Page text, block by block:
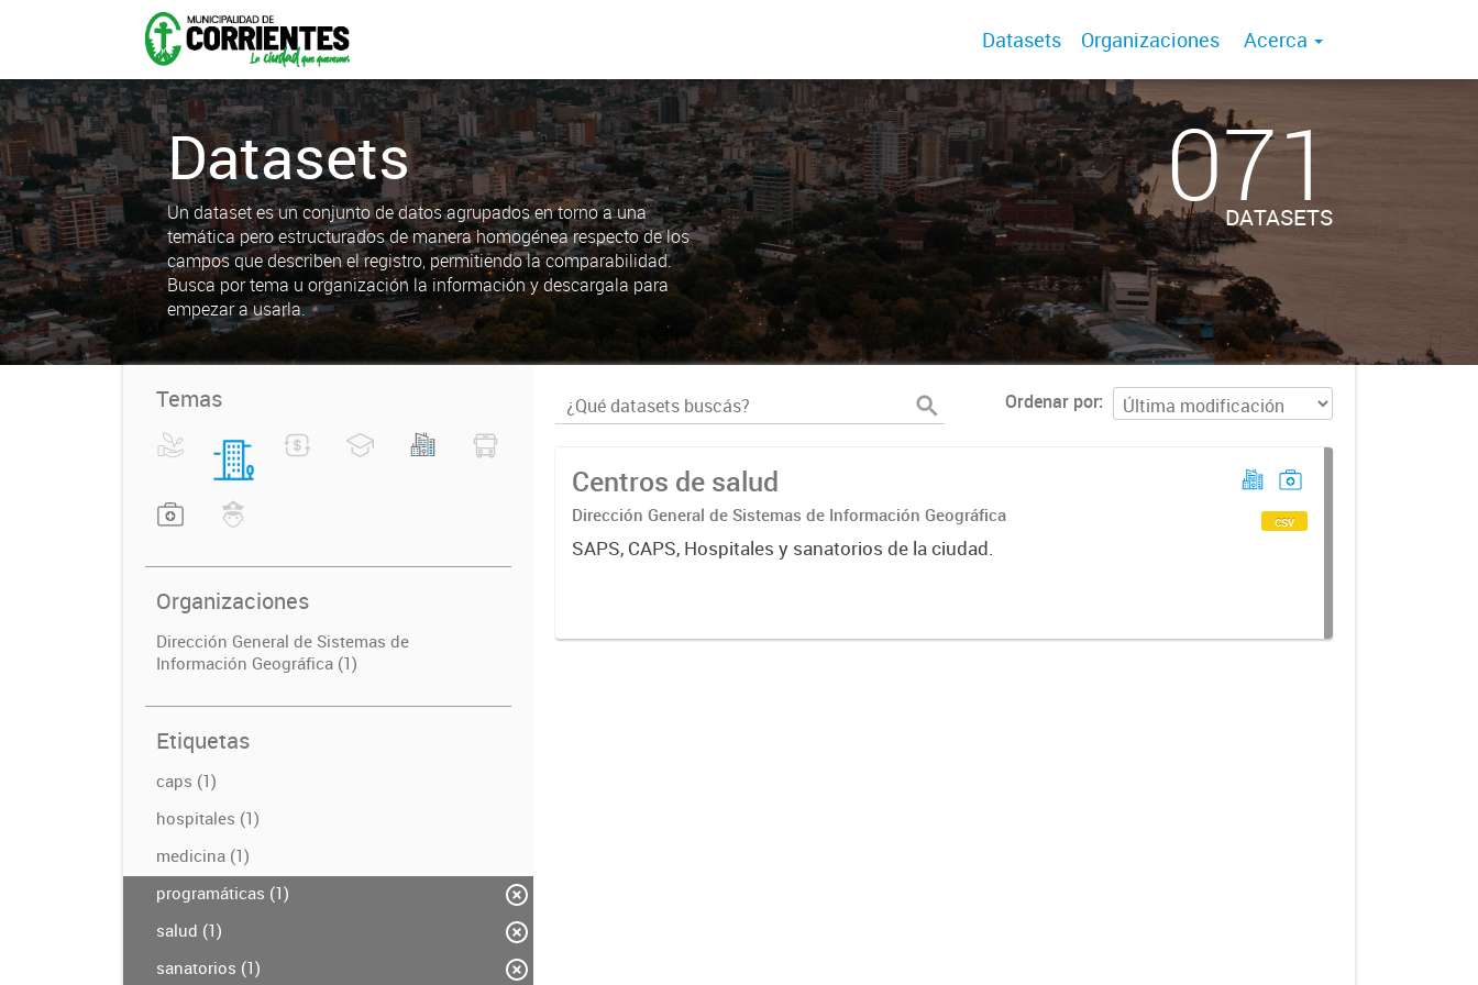
Datasets Organizaciones Acerca
Datasets
Un dataset es un conjunto de datos agrupados en torno a una
temática pero estructurados de manera homogénea respecto de los
campos que describen el registro, permitiendo la comparabilidad.
Busca por tema u organización la información y descargala para
empezar a usarla.
071
DATASETS
Temas
Organizaciones
Dirección General de Sistemas de
Información Geográfica (1)
Etiquetas
caps (1)
hospitales (1)
medicina (1)
programáticas (1)
salud (1)
sanatorios (1)
Ordenar por
Centros de salud
Dirección General de Sistemas de Información Geográfica
SAPS, CAPS, Hospitales y sanatorios de la ciudad.
csv